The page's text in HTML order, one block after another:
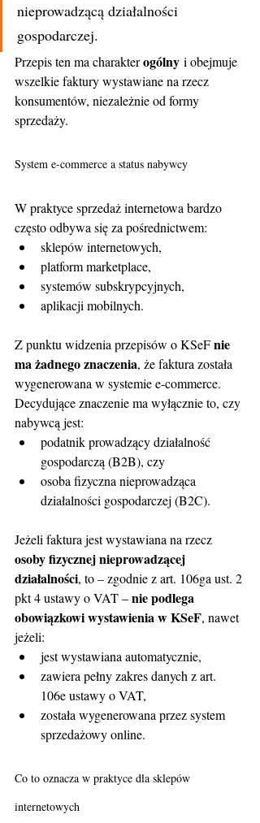
nieprowadzącą działalności
gospodarczej.
Przepis ten ma charakter ogólny i obejmuje
wszelkie faktury wystawiane na rzecz
konsumentów, niezależnie od formy
sprzedaży.
System e-commerce a status nabywcy
W praktyce sprzedaż internetowa bardzo
często odbywa się za pośrednictwem:
sklepów internetowych,
platform marketplace,
systemów subskrypcyjnych,
aplikacji mobilnych.
Z punktu widzenia przepisów o KSeF nie
ma żadnego znaczenia, że faktura została
wygenerowana w systemie e-commerce.
Decydujące znaczenie ma wyłącznie to, czy
nabywcą jest:
podatnik prowadzący działalność
gospodarczą (B2B), czy
osoba fizyczna nieprowadząca
działalności gospodarczej (B2C).
Jeżeli faktura jest wystawiana na rzecz
osoby fizycznej nieprowadzącej
działalności, to – zgodnie z art. 106ga ust. 2
pkt 4 ustawy o VAT – nie podlega
obowiązkowi wystawienia w KSeF, nawet
jeżeli:
jest wystawiana automatycznie,
zawiera pełny zakres danych z art.
106e ustawy o VAT,
została wygenerowana przez system
sprzedażowy online.
Co to oznacza w praktyce dla sklepów
internetowych